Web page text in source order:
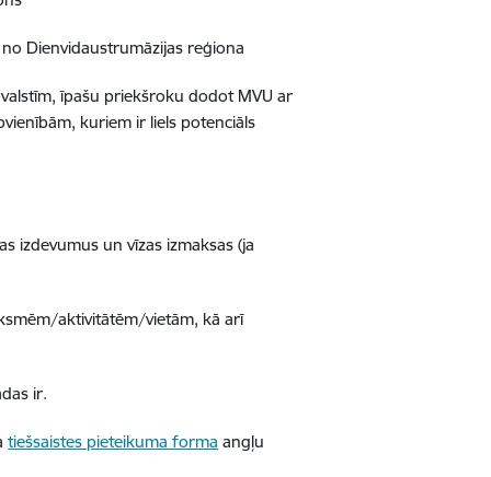
Dienvidaustrumāzijas reģiona
īpašu priekšroku dodot MVU ar
kuriem ir liels potenciāls
izdevumus un vīzas izmaksas (ja
aktivitātēm/vietām, kā arī
ir.
tiešsaistes pieteikuma forma angļu